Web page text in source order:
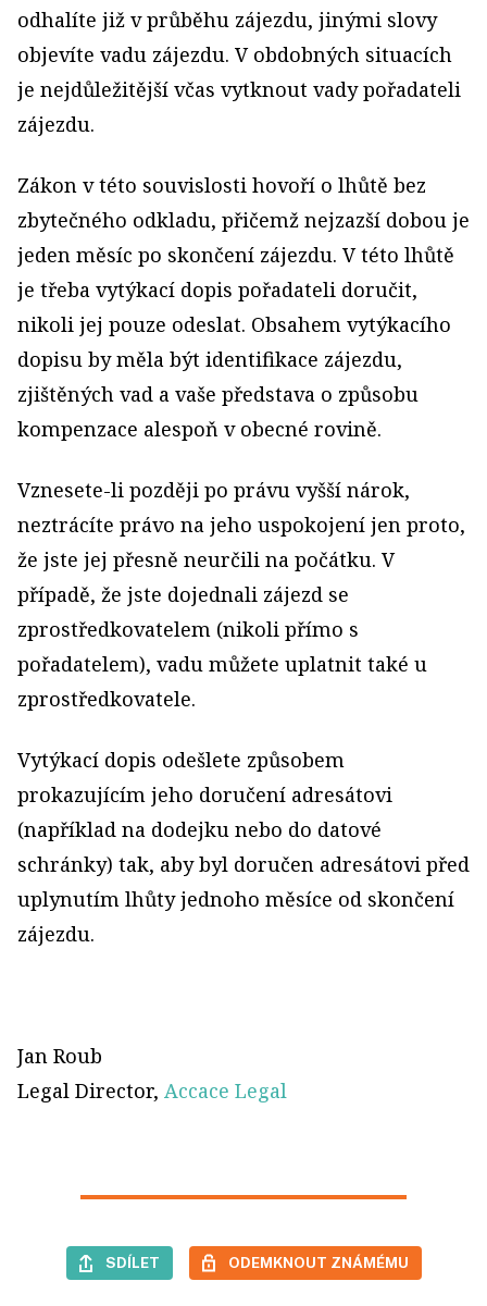
odhalíte již v průběhu zájezdu, jinými slovy
objevíte vadu zájezdu. V obdobných situacích
je nejdůležitější včas vytknout vady pořadateli
zájezdu.
Zákon v této souvislosti hovoří o lhůtě bez
zbytečného odkladu, přičemž nejzazší dobou je
jeden měsíc po skončení zájezdu. V této lhůtě
je třeba vytýkací dopis pořadateli doručit,
nikoli jej pouze odeslat. Obsahem vytýkacího
dopisu by měla být identifikace zájezdu,
zjištěných vad a vaše představa o způsobu
kompenzace alespoň v obecné rovině.
Vznesete-li později po právu vyšší nárok,
neztrácíte právo na jeho uspokojení jen proto,
že jste jej přesně neurčili na počátku. V
případě, že jste dojednali zájezd se
zprostředkovatelem (nikoli přímo s
pořadatelem), vadu můžete uplatnit také u
zprostředkovatele.
Vytýkací dopis odešlete způsobem
prokazujícím jeho doručení adresátovi
(například na dodejku nebo do datové
schránky) tak, aby byl doručen adresátovi před
uplynutím lhůty jednoho měsíce od skončení
zájezdu.
Jan Roub
Legal Director, Accace Legal
SDÍLET ODEMKNOUT ZNÁMÉMU